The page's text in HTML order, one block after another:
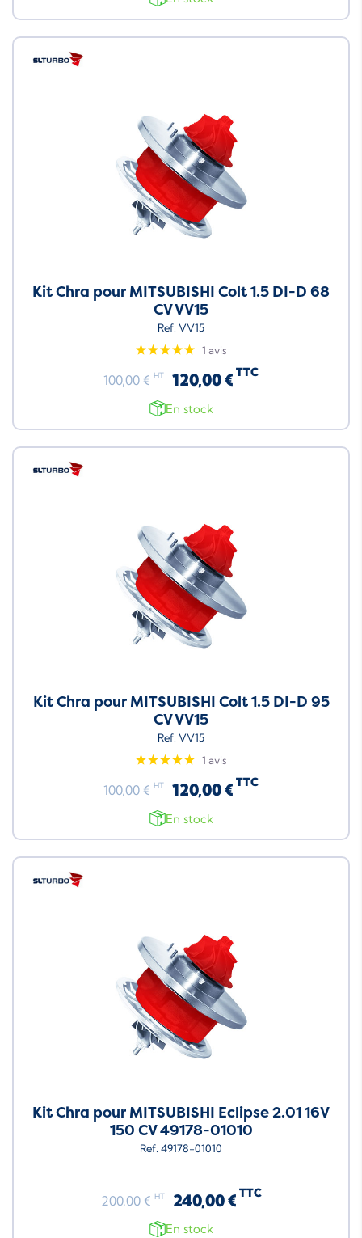
Kit Chra pour MITSUBISHI Colt 1.5 DI-D 68
CV VV15
Ref. VV15
1 avis
100,00 € HT 120,00 € TTC
En stock
Kit Chra pour MITSUBISHI Colt 1.5 DI-D 95
CV VV15
Ref. VV15
1 avis
100,00 € HT 120,00 € TTC
En stock
Kit Chra pour MITSUBISHI Eclipse 2.01 16V
150 CV 49178-01010
Ref. 49178-01010
200,00 € HT 240,00 € TTC
En stock